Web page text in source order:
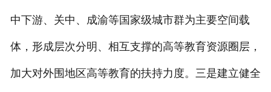
中下游、关中、成渝等国家级城市群为主要空间载
体，形成层次分明、相互支撑的高等教育资源圈层，
加大对外围地区高等教育的扶持力度。三是建立健全